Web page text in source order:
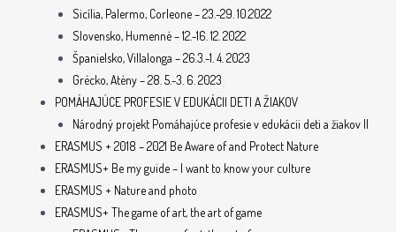
Sicília, Palermo, Corleone – 23.-29. 10.2022
Slovensko, Humenné – 12.-16. 12. 2022
Španielsko, Villalonga – 26.3.-1. 4. 2023
Grécko, Atény – 28. 5.-3. 6. 2023
POMÁHAJÚCE PROFESIE V EDUKÁCII DETI A ŽIAKOV
Národný projekt Pomáhajúce profesie v edukácii deti a žiakov II
ERASMUS + 2018 – 2021 Be Aware of and Protect Nature
ERASMUS+ Be my guide – I want to know your culture
ERASMUS + Nature and photo
ERASMUS+ The game of art, the art of game